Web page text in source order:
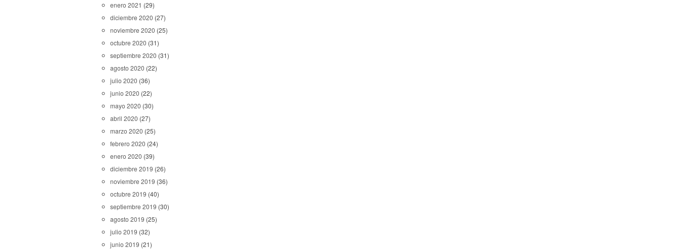
enero 2021 (29)
diciembre 2020 (27)
noviembre 2020 (25)
octubre 2020 (31)
septiembre 2020 (31)
agosto 2020 (22)
julio 2020 (36)
junio 2020 (22)
mayo 2020 (30)
abril 2020 (27)
marzo 2020 (25)
febrero 2020 (24)
enero 2020 (39)
diciembre 2019 (26)
noviembre 2019 (36)
octubre 2019 (40)
septiembre 2019 (30)
agosto 2019 (25)
julio 2019 (32)
junio 2019 (21)